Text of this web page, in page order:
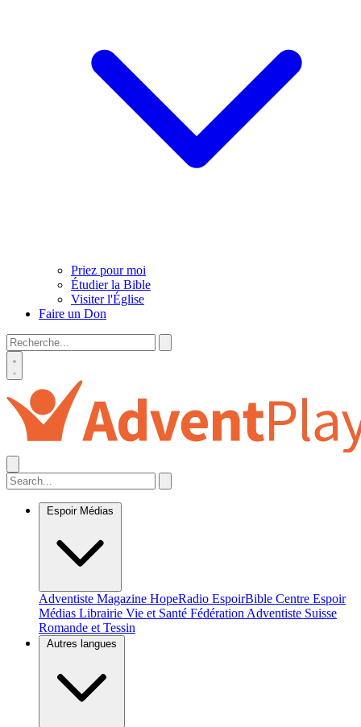
Priez pour moi
Étudier la Bible
Visiter l'Église
Faire un Don
Espoir Médias
Adventiste Magazine HopeRadio EspoirBible Centre Espoir
Médias Librairie Vie et Santé Fédération Adventiste Suisse
Romande et Tessin
Autres langues